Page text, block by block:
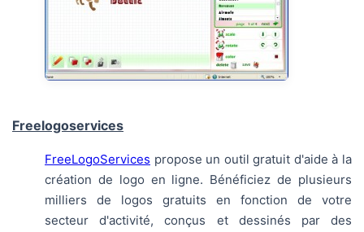
Freelogoservices
FreeLogoServices propose un outil gratuit d'aide à la
création de logo en ligne. Bénéficiez de plusieurs
milliers de logos gratuits en fonction de votre
secteur d'activité, conçus et dessinés par des